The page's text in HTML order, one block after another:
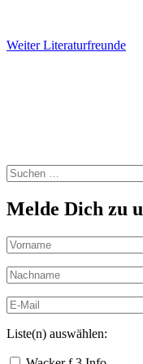
Weiter Literaturfreunde
Melde Dich zu
Liste(n) auswählen: